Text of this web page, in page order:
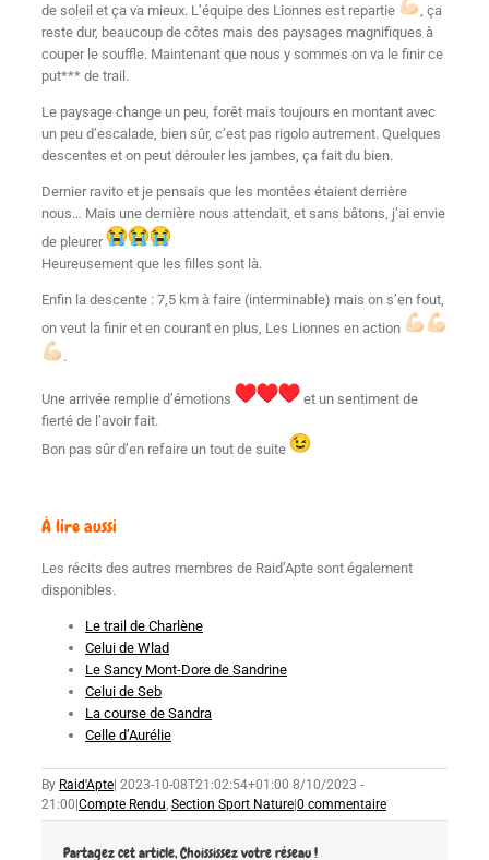
de soleil et ça va mieux. L’équipe des Lionnes est repartie
, ça
reste dur, beaucoup de côtes mais des paysages magnifiques à
couper le souffle. Maintenant que nous y sommes on va le finir ce
put*** de trail.
Le paysage change un peu, forêt mais toujours en montant avec
un peu d’escalade, bien sûr, c’est pas rigolo autrement. Quelques
descentes et on peut dérouler les jambes, ça fait du bien.
Dernier ravito et je pensais que les montées étaient derrière
nous… Mais une dernière nous attendait, et sans bâtons, j’ai envie
de pleurer
Heureusement que les filles sont là.
Enfin la descente : 7,5 km à faire (interminable) mais on s’en fout,
on veut la finir et en courant en plus, Les Lionnes en action
.
Une arrivée remplie d’émotions
et un sentiment de
fierté de l’avoir fait.
Bon pas sûr d’en refaire un tout de suite
À lire aussi
Les récits des autres membres de Raid’Apte sont également
disponibles.
Le trail de Charlène
Celui de Wlad
Le Sancy Mont-Dore de Sandrine
Celui de Seb
La course de Sandra
Celle d’Aurélie
By Raid'Apte| 2023-10-08T21:02:54+01:00 8/10/2023 -
21:00|Compte Rendu Section Sport Nature|0 commentaire
Partagez cet article, Choississez votre réseau !